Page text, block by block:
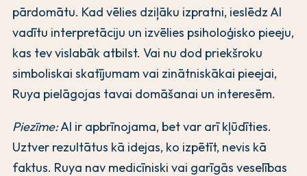
pārdomātu. Kad vēlies dziļāku izpratni, ieslēdz AI
vadītu interpretāciju un izvēlies psiholoģisko pieeju,
kas tev vislabāk atbilst. Vai nu dod priekšroku
simboliskai skatījumam vai zinātniskākai pieejai,
Ruya pielāgojas tavai domāšanai un interesēm.
Piezīme:AI ir apbrīnojama, bet var arī kļūdīties.
Uztver rezultātus kā idejas, ko izpētīt, nevis kā
faktus. Ruya nav medicīniski vai garīgās veselības